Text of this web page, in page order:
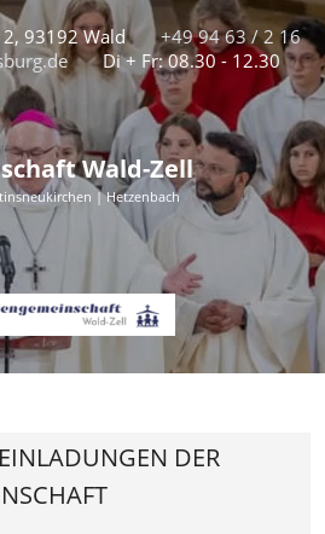
93192 Wald
+49 94 63 / 2 16
Di + Fr: 08.30 - 12.30
Wald-Zell
| Hetzenbach
DER